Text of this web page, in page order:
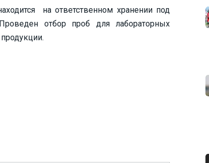
на ответственном хранении под
отбор проб для лабораторных